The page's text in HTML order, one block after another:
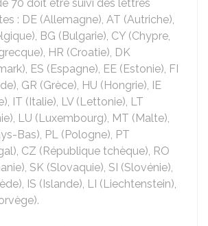
70 doit être suivi des lettres
: DE (Allemagne), AT (Autriche),
BG (Bulgarie), CY (Chypre,
HR (Croatie), DK
ES (Espagne), EE (Estonie), FI
GR (Grèce), HU (Hongrie), IE
IT (Italie), LV (Lettonie), LT
LU (Luxembourg), MT (Malte),
Bas), PL (Pologne), PT
CZ (République tchèque), RO
SK (Slovaquie), SI (Slovénie),
IS (Islande), LI (Liechtenstein),